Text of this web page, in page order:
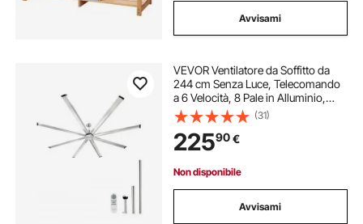
Avvisami
VEVOR Ventilatore da Soffitto da
244 cm Senza Luce, Telecomando
a 6 Velocità, 8 Pale in Alluminio,
Motore DC Reversibile, Moderno
Ventilatore a Filo per Soggiorno,
Patio, Nichel Spazzolato
(31)
22590€
Non disponibile
Avvisami